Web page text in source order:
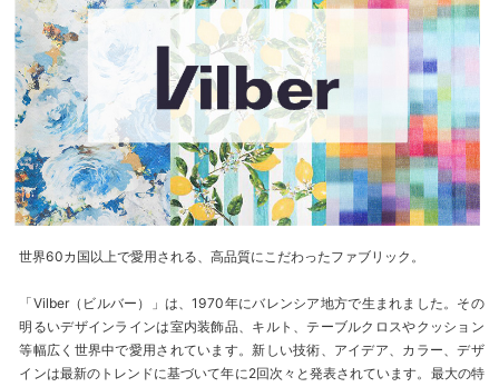
世界60カ国以上で愛用される、高品質にこだわったファブリック。
「Vilber（ビルバー）」は、1970年にバレンシア地方で生まれました。その
明るいデザインラインは室内装飾品、キルト、テーブルクロスやクッション
等幅広く世界中で愛用されています。新しい技術、アイデア、カラー、デザ
インは最新のトレンドに基づいて年に2回次々と発表されています。最大の特